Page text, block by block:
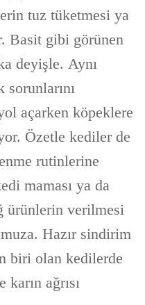
tuz tüketmesi ya
Basit gibi görünen
deyişle. Aynı
açarken köpeklere
Özetle kediler de
rutinlerine
maması ya da
ürünlerin verilmesi
Hazır sindirim
biri olan kedilerde
ağrısı